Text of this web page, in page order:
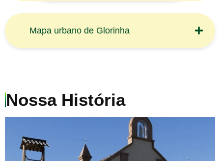
Mapa urbano de Glorinha
Nossa História